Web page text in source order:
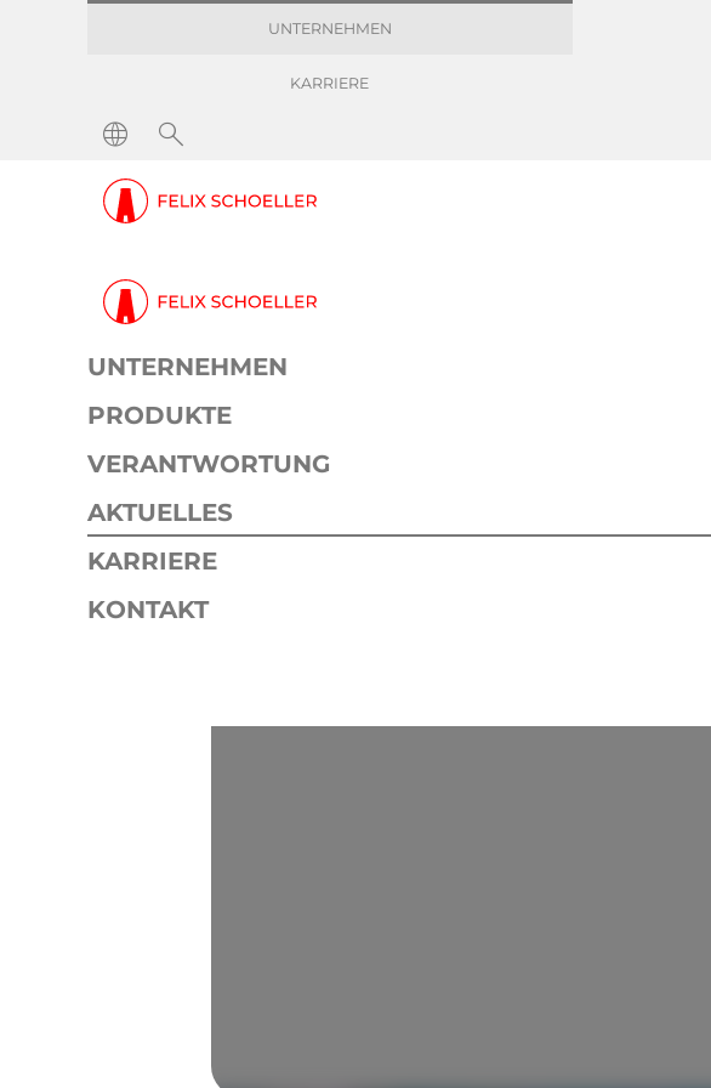
UNTERNEHMEN
KARRIERE
UNTERNEHMEN
PRODUKTE
VERANTWORTUNG
AKTUELLES
KARRIERE
KONTAKT
10. November 2023 1 min